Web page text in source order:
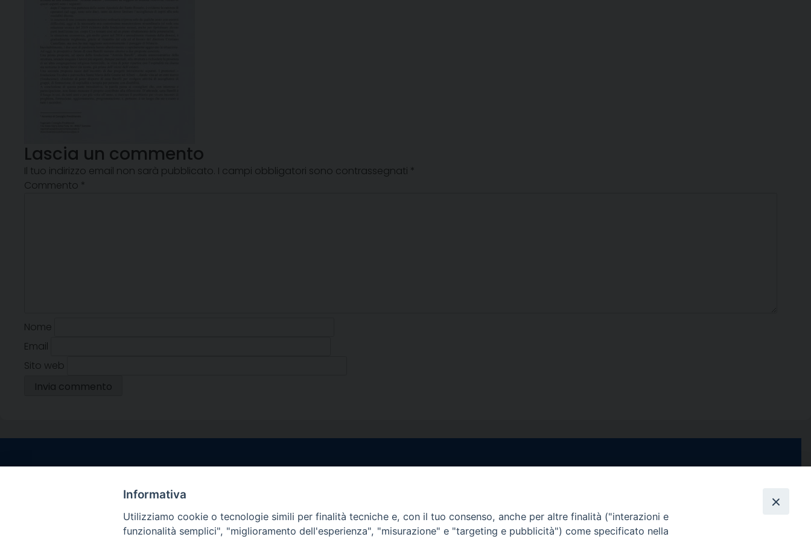
Lascia un commento
Il tuo indirizzo email non sarà pubblicato. I campi obbligatori sono contrassegnati *
Commento *
Nome
Email
Sito web
Via Santa Maria della Pietà, 44 – 80067
Sorrento (NA)
tel. 0818781244
Giorni ed Orari Apertura Uffici:
tel. 0818714501
Giorni ed Orari Apertura Uffici:
YouTube
Channel
Feed
Informativa
Utilizziamo cookie o tecnologie simili per finalità tecniche e, con il tuo consenso, anche per altre finalità ("interazioni e
funzionalità semplici", "miglioramento dell'esperienza", "misurazione" e "targeting e pubblicità") come specificato nella